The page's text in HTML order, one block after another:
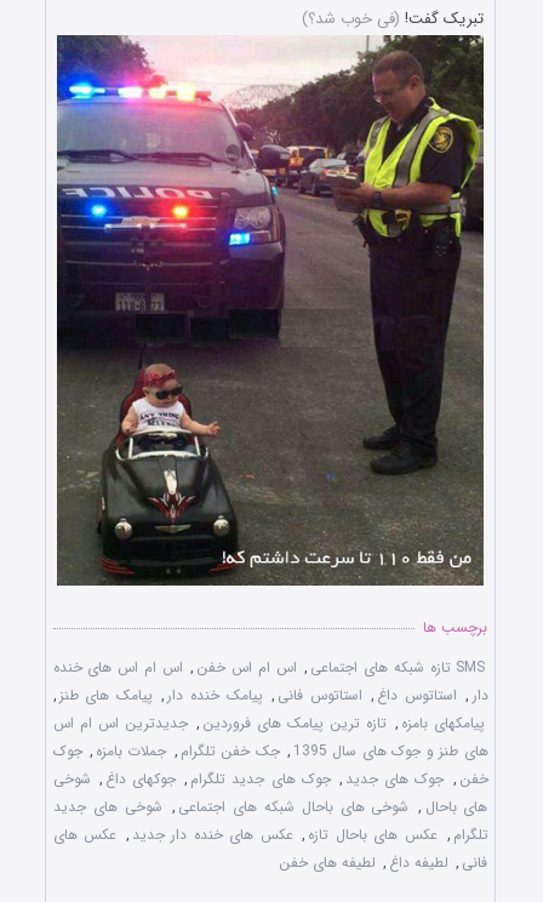
تبریک گفت! (فی خوب شد؟)
برچسب ها
SMS تازه شبکه های اجتماعی
, اس ام اس خفن , اس ام اس های خنده
دار , استاتوس داغ , استاتوس فانی , پیامک خنده دار , پیامک های طنز ,
پیامکهای بامزه , تازه ترین پیامک های فروردین , جدیدترین اس ام اس
های طنز و جوک های سال 1395
, جک خفن تلگرام , جملات بامزه , جوک
خفن , جوک های جدید , جوک های جدید تلگرام , جوکهای داغ , شوخی
های باحال , شوخی های باحال شبکه های اجتماعی , شوخی های جدید
تلگرام , عکس های باحال تازه , عکس های خنده دار جدید , عکس های
فانی , لطیفه داغ , لطیفه های خفن